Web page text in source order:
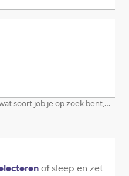
soort job je op zoek bent,...
of sleep en zet